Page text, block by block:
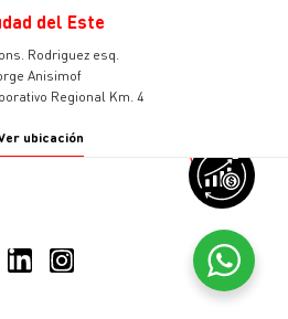
v
del Este
Rodriguez esq.
Anisimof
Regional Km. 4
ubicación